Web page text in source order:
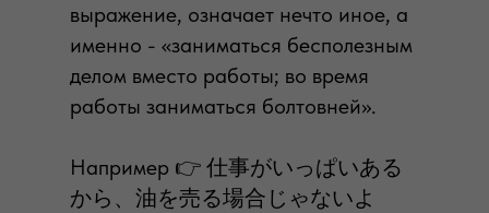
выражение, означает нечто иное, а
именно - «заниматься бесполезным
делом вместо работы; во время
работы заниматься болтовней».
Например 👉 仕事がいっぱいある
から、油を売る場合じゃないよ